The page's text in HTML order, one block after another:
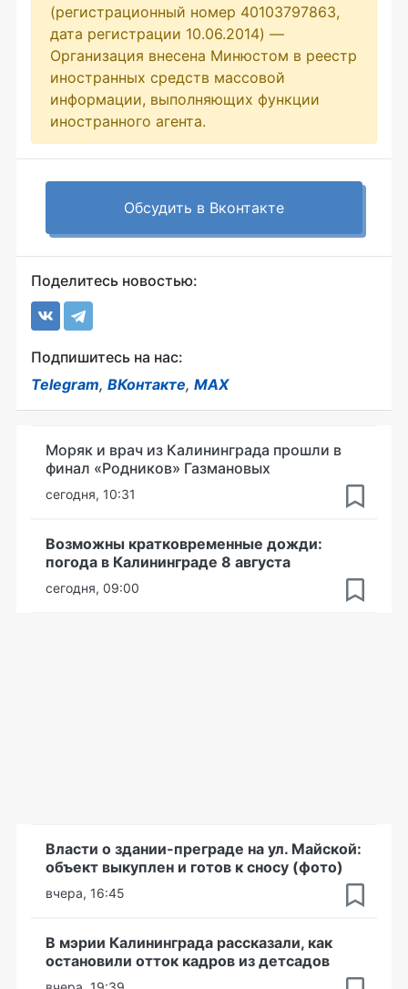
(регистрационный номер 40103797863,
дата регистрации 10.06.2014) —
Организация внесена Минюстом в реестр
иностранных средств массовой
информации, выполняющих функции
иностранного агента.
Обсудить в Вконтакте
Поделитесь новостью:
Подпишитесь на нас:
Telegram, ВКонтакте, MAX
Моряк и врач из Калининграда прошли в
финал «Родников» Газмановых
сегодня, 10:31
Возможны кратковременные дожди:
погода в Калининграде 8 августа
сегодня, 09:00
Власти о здании-преграде на ул. Майской:
объект выкуплен и готов к сносу (фото)
вчера, 16:45
В мэрии Калининграда рассказали, как
остановили отток кадров из детсадов